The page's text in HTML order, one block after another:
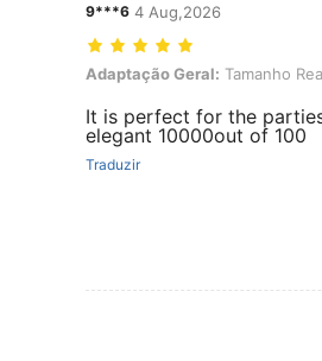
9***6 4 Aug,2026
Adaptação Geral: Tamanho Real,
Adaptação Geral: Tamanho
It is perfect for the
elegant 10000out of 100
Traduzir